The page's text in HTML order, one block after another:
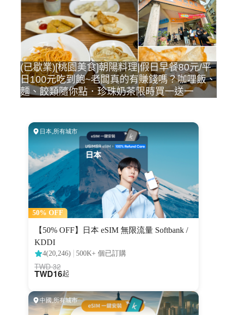
(已歇業)[桃園美食]朝陽料理|假日早餐80元/平
日100元吃到飽~老闆真的有賺錢嗎？咖哩飯、
麵、餃類隨你點．珍珠奶茶限時買一送一